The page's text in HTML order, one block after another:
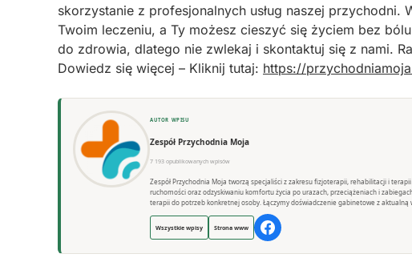
skorzystanie z profesjonalnych usług naszej przychodni.
Twoim leczeniu, a Ty możesz cieszyć się życiem bez
do zdrowia, dlatego nie zwlekaj i skontaktuj się z nami.
Dowiedz się więcej – Kliknij tutaj: https://
AUTOR WPISU
Zespół Przychodnia Moja
7 193 opublikowanych wpisów
Zespół Przychodnia Moja tworzą specjaliści z zakresu fizjoterapii, rehabilitacji i
ruchomości oraz odzyskiwaniu komfortu życia po urazach, przeciążeniach i
terapii do potrzeb konkretnej osoby. Łączymy doświadczenie gabinetowe z
Wszystkie wpisy Strona www